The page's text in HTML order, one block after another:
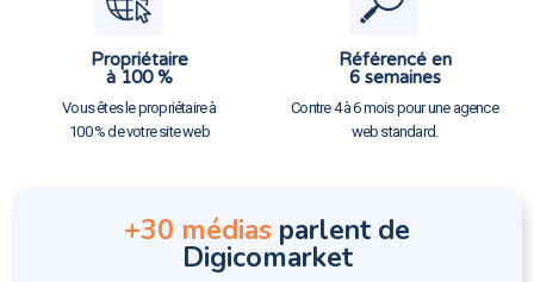
Propriétaire
à 100 %
Vous êtes le propriétaire à
100 % de votre site web
Référencé en
6 semaines
Contre 4 à 6 mois pour une agence
web standard.
+30 médias parlent de
Digicomarket